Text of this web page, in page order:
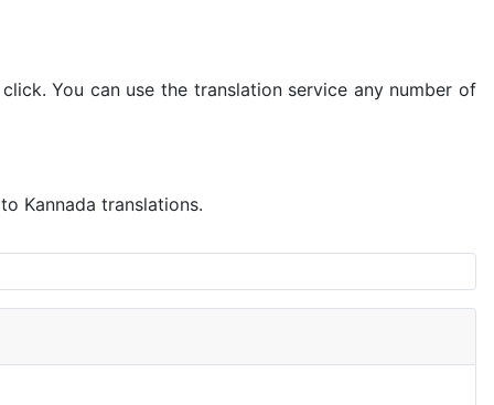
You can use the translation service any number of
Kannada translations.